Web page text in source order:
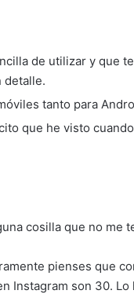
de utilizar y que
detalle.
tanto para
que he visto
cosilla que no me
pienses que
Instagram son 30.